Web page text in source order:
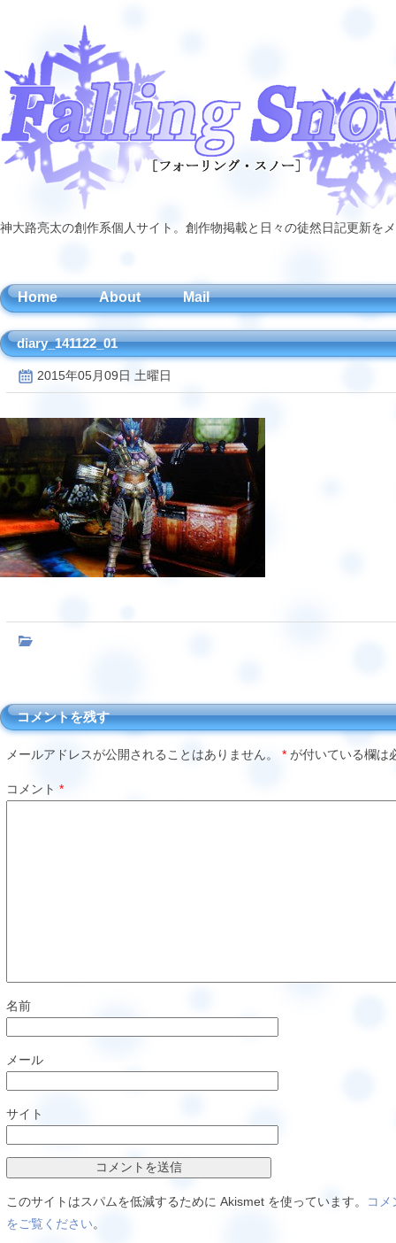
神大路亮太の創作系個人サイト。創作物掲載と日々の徒然日記更新
Home About Mail
diary_141122_01
2015年05月09日 土曜日
コメントを残す
メールアドレスが公開されることはありません。 * が付いている欄は
コメント *
名前
メール
サイト
このサイトはスパムを低減するために Akismet を使っています。
コメ
をご覧ください。